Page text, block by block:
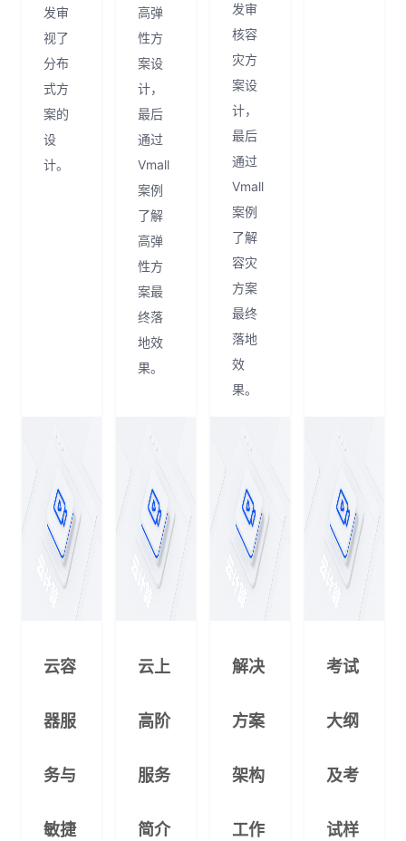
发审
视了
分布
式方
案的
设
计。
高弹
性方
案设
计，
最后
通过
Vmall
案例
了解
高弹
性方
案最
终落
地效
果。
发审
核容
灾方
案设
计，
最后
通过
Vmall
案例
了解
容灾
方案
最终
落地
效
果。
云容
器服
务与
敏捷
云上
高阶
服务
简介
解决
方案
架构
工作
考试
大纲
及考
试样